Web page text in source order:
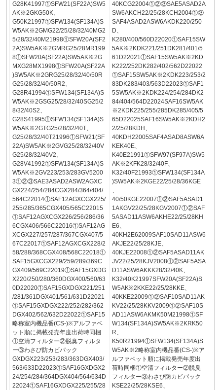
G28K41997①SFW21(SF22A)SW5
AK※2GKG50K、
G50K21997①SFW134(SF134A)S
W5AK※2GMG22/25/28/32/40MG2
5/28/32/40M21998①SFW20A(SF2
2A)SW5AK※2GMRG25/28MR199
8①SFW20A(SF22A)SW5AK※2G
MXG28MX1998①SFW20A(SF22A
)SW5AK※2GRG25/28/32/40/50R
G25/28/32/40/50R2、
G28R41994①SFW134(SF134A)S
W5AK※2GSG25/28/32/40SG25/2
8/32/40S2、
G28S41995①SFW134(SF134A)S
W5AK※2GTG25/28/32/40T、
G25/28/32/40T21996①SFW21(SF
22A)SW5AK※2GVG25/28/32/40V
G25/28/32/40V2、
G28V41992①SFW134(SF134A)S
W5AK※2GV223/253/283GV5200
3①②③SAE3ASAD2ASW2AGXC
GX224/254/284CGX284/364/404/
564C22014①SAF12AGXCGX225/
255/285/365CGX405/565C22015
①SAF12AGXCGX226/256/286/36
6CGX406/566C22016①SAF12AG
XCGX227/257/287/367CGX407/5
67C22017①SAF12AGXCGX228/2
58/288/368CGX408/568C22018①
SAF15GXCGX229/259/289/369C
GX409/569C22019①SAF15GXDG
X220/250/280/360DGX400/560/63
0D22020①SAF15GXDGX221/251
/281/361DGX401/561/631D22021
①SAF15GXDGX222/252/282/362
DGX402/562/632D22022①SAF15
略称室内機品番(CS-)※アルファベ
ット順に掲載発売年度出荷時同梱
①空清フィルター②脱臭フィルタ
ー③わさび防カビパック
GXDGX223/253/283/363DGX403/
563/633D22023①SAF16GXDGX2
24/254/284/364DGX404/564/634D
22024①SAF16GXDGX225/255/28
40KCG22004①②③SAE5ASAD2A
SW6AKCH22/25/28KCH2004①③
SAF4ASAD2ASW6AKDK220/250
D、
K280/400/560D22020①SAF15SW
5AK※2KDK221/251DK281/401/5
61D22021①SAF15SW5AK※2KD
K222/252DK282/402/562D22022
①SAF15SW5AK※2KDK223/253/2
83DK283/403/563D22023①SAF1
5SW5AK※2KDK224/254/284DK2
84/404/564D22024SAF16SW5AK
※2KDK225/255/285DK285/405/5
65D22025SAF16SW5AK※2KDH2
2/25/28KDH、
40KDH22005SAF4ASAD8ASW6A
KEK40E、
K40E21991①SFW97(SF97A)SW5
AK※2KFK28/32/40F、
K32/40F21993①SFW134(SF134A
)SW5AK※2KGE22/25/28/36KGE
、
40/50KGE22007①②SAF5ASAD1
1AKGV22/25/28KGV2007①②SAF
5ASAD11ASW6AKHE22/25/28KH
E6、
40KH2E62009SAF10SAD11ASW6
AKJE22/25/28KJE、
40KJE22008①②SAF5ASAD11AK
JV22/25/28KJV2008①②SAF5ASA
D11ASW6AKKK28/32/40K、
K32/40K21997SFW20A(SF22A)S
W5AK※2KKE22/25/28KKE、
40KKE22009①②SAF10SAD11AK
KV22/25/28KKV2009①②SAF10S
AD11ASW6AKMK50M21998①SF
W134(SF134A)SW5AK※2KRK50
R、
K50R21994①SFW134(SF134A)S
W5AK※2略称室内機品番(CS-)※ア
ルファベット順に掲載発売年度出
荷時同梱①空清フィルター②脱臭
フィルター③わさび防カビパック
KSE22/25/28KSE6、